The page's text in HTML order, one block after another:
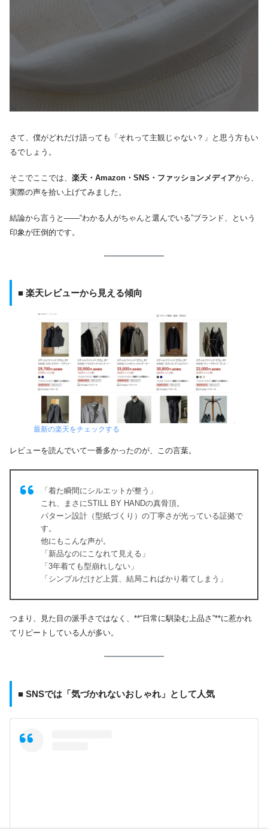
さて、僕がどれだけ語っても「それって主観じゃない？」と思う方もい
るでしょう。
そこでここでは、 楽天・Amazon・SNS・ファッションメディアから、
実際の声を拾い上げてみました。
結論から言うと――“わかる人がちゃんと選んでいる”ブランド、という
印象が圧倒的です。
■ 楽天レビューから見える傾向
最新の楽天をチェックする
レビューを読んでいて一番多かったのが、この言葉。
「着た瞬間にシルエットが整う」
これ、まさにSTILL BY HANDの真骨頂。
パターン設計（型紙づくり）の丁寧さが光っている証拠で
す。
他にもこんな声が。
「新品なのにこなれて見える」
「3年着ても型崩れしない」
「シンプルだけど上質、結局こればかり着てしまう」
つまり、見た目の派手さではなく、**“日常に馴染む上品さ”**に惹かれ
てリピートしている人が多い。
■ SNSでは「気づかれないおしゃれ」として人気